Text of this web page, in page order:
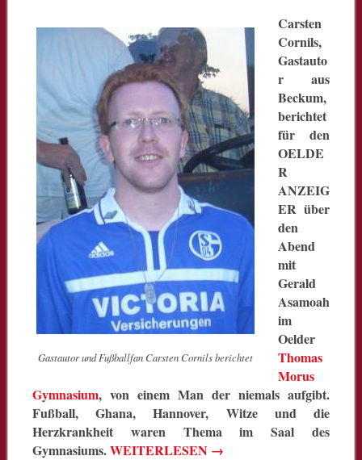
Gastautor und Fußballfan Carsten Cornils berichtet
Carsten
Cornils,
Gastauto
r aus
Beckum,
berichtet
für den
OELDE
R
ANZEIG
ER über
den
Abend
mit
Gerald
Asamoah
im
Oelder
Thomas
Morus
Gymnasium, von einem Man der niemals aufgibt.
Fußball, Ghana, Hannover, Witze und die
Herzkrankheit waren Thema im Saal des
Gymnasiums.WEITERLESEN →